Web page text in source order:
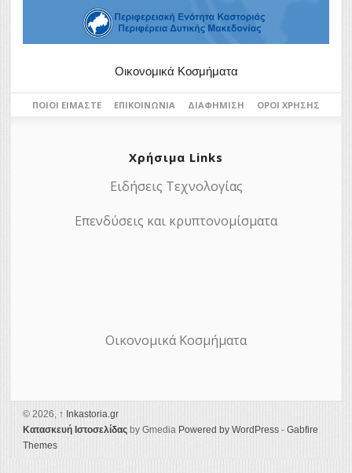
Οικονομικά Κοσμήματα
ΠΟΙΟΙ ΕΊΜΑΣΤΕ ΕΠΙΚΟΙΝΩΝΊΑ ΔΙΑΦΉΜΙΣΗ ΌΡΟΙ ΧΡΉΣΗΣ
Χρήσιμα Links
Ειδήσεις Τεχνολογίας
Επενδύσεις και κρυπτονομίσματα
Οικονομικά Κοσμήματα
© 2026, ↑ Ιnkastoria.gr
Κατασκευή Ιστοσελίδας by Gmedia Powered by WordPress - Gabfire
Themes